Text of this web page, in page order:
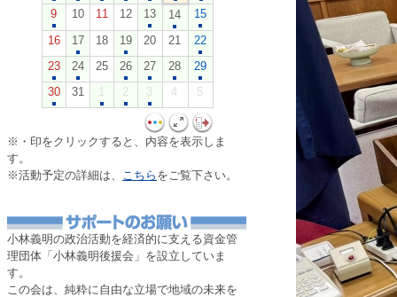
9
10 11 12 13 14
15
16
17 18 19 20 21
22
23
24 25 26 27 28
29
30
31 1 2 3 4 5
※・印をクリックすると、内容を表示しま
す。
※活動予定の詳細は、 こちら をご覧下さい。
小林義明の政治活動を経済的に支える資金管
理団体「小林義明後援会」を設立していま
す。
この会は、純粋に自由な立場で地域の未来を